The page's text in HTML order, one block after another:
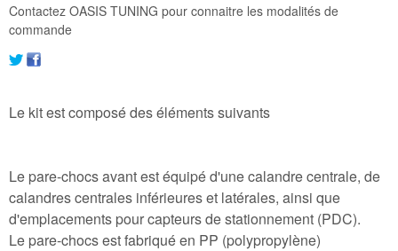
Contactez OASIS TUNING pour connaitre les modalités de
commande
Le kit est composé des éléments suivants
Le pare-chocs avant est équipé d'une calandre centrale, de
calandres centrales inférieures et latérales, ainsi que
d'emplacements pour capteurs de stationnement (PDC).
Le pare-chocs est fabriqué en PP (polypropylène)